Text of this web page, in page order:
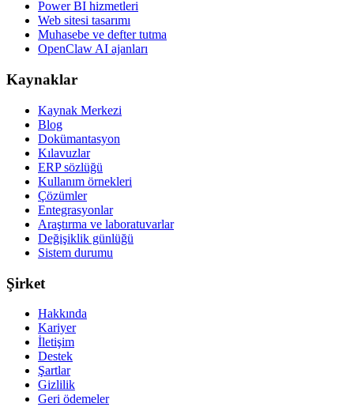
Power BI hizmetleri
Web sitesi tasarımı
Muhasebe ve defter tutma
OpenClaw AI ajanları
Kaynaklar
Kaynak Merkezi
Blog
Dokümantasyon
Kılavuzlar
ERP sözlüğü
Kullanım örnekleri
Çözümler
Entegrasyonlar
Araştırma ve laboratuvarlar
Değişiklik günlüğü
Sistem durumu
Şirket
Hakkında
Kariyer
İletişim
Destek
Şartlar
Gizlilik
Geri ödemeler